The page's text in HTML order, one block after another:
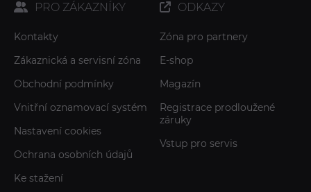
PRO ZÁKAZNÍKY
Kontakty
Zákaznická a servisní zóna
Obchodní podmínky
Vnitřní oznamovací systém
Nastavení cookies
Ochrana osobních údajů
Ke stažení
ODKAZY
Zóna pro partnery
E-shop
Magazín
Registrace prodloužené
záruky
Vstup pro servis